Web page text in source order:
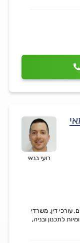
רועי בנאי
עורכי דין, משרדי
לתכנון ובניה,